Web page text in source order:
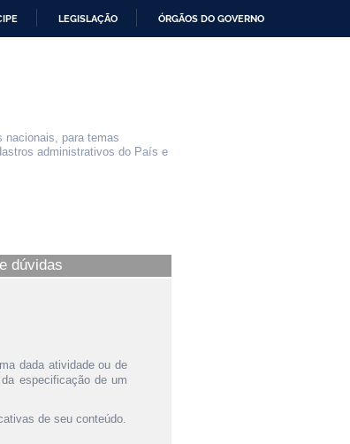
LEGISLAÇÃO ÓRGÃOS DO GOVERNO
para temas
administrativos do País e
dúvidas
dada atividade ou de
especificação de um
de seu conteúdo.